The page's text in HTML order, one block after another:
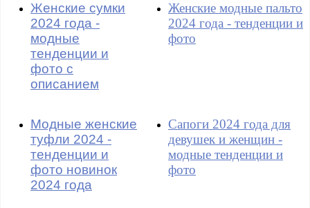
Женские сумки
2024 года -
модные
тенденции и
фото с
описанием
Женские модные пальто
2024 года - тенденции и
фото
Модные женские
туфли 2024 -
тенденции и
фото новинок
2024 года
Сапоги 2024 года для
девушек и женщин -
модные тенденции и
фото